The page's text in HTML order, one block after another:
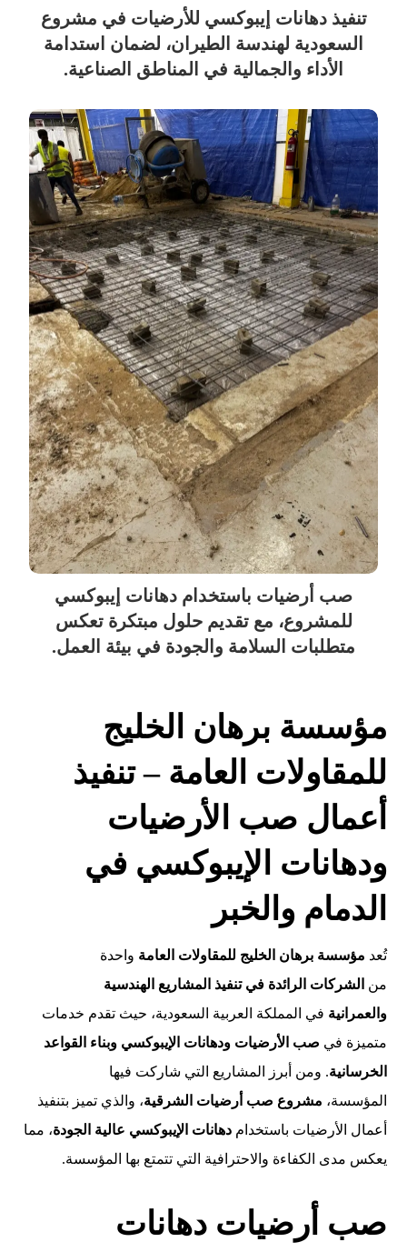
تنفيذ دهانات إيبوكسي للأرضيات في مشروع
السعودية لهندسة الطيران، لضمان استدامة
الأداء والجمالية في المناطق الصناعية.
صب أرضيات باستخدام دهانات إيبوكسي
للمشروع، مع تقديم حلول مبتكرة تعكس
متطلبات السلامة والجودة في بيئة العمل.
مؤسسة برهان الخليج
للمقاولات العامة – تنفيذ
أعمال صب الأرضيات
ودهانات الإيبوكسي في
الدمام والخبر
تُعد مؤسسة برهان الخليج للمقاولات العامة واحدة
من الشركات الرائدة في تنفيذ المشاريع الهندسية
والعمرانية في المملكة العربية السعودية، حيث تقدم خدمات
متميزة في صب الأرضيات ودهانات الإيبوكسي وبناء القواعد
الخرسانية. ومن أبرز المشاريع التي شاركت فيها
المؤسسة، مشروع صب أرضيات الشرقية، والذي تميز بتنفيذ
أعمال الأرضيات باستخدامدهانات الإيبوكسي عالية الجودة، مما
يعكس مدى الكفاءة والاحترافية التي تتمتع بها المؤسسة.
صب أرضيات دهانات